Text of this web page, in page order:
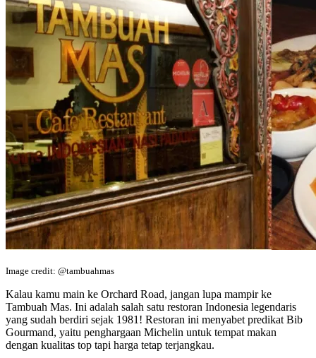
Image credit: @tambuahmas
Kalau kamu main ke Orchard Road, jangan lupa mampir ke
Tambuah Mas. Ini adalah salah satu restoran Indonesia legendaris
yang sudah berdiri sejak 1981! Restoran ini menyabet predikat Bib
Gourmand, yaitu penghargaan Michelin untuk tempat makan
dengan kualitas top tapi harga tetap terjangkau.